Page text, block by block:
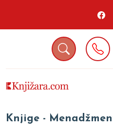
Knjige -